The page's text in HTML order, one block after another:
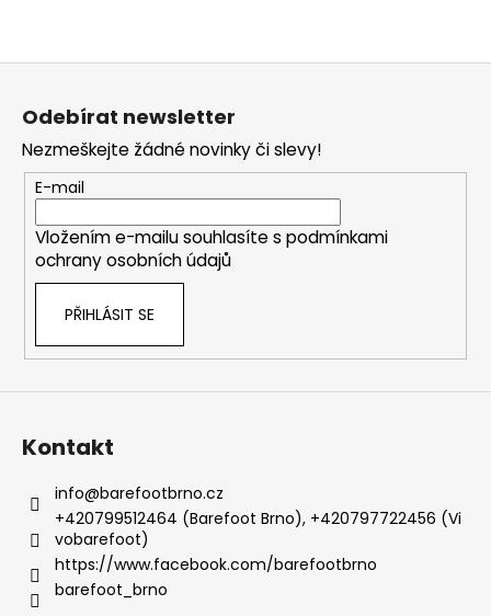
Z
Odebírat newsletter
Nezmeškejte žádné novinky či slevy!
E-mail
Vložením e-mailu souhlasíte s podmínkami
ochrany osobních údajů
PŘIHLÁSIT SE
Kontakt
info@barefootbrno.cz
+420799512464 (Barefoot Brno), +420797722456 (Vi
vobarefoot)
https://www.facebook.com/barefootbrno
barefoot_brno